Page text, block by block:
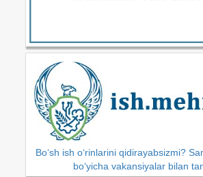
Bo‘sh ish o‘rinlarini qidirayabsizmi?
bo‘yicha vakansiyalar bilan